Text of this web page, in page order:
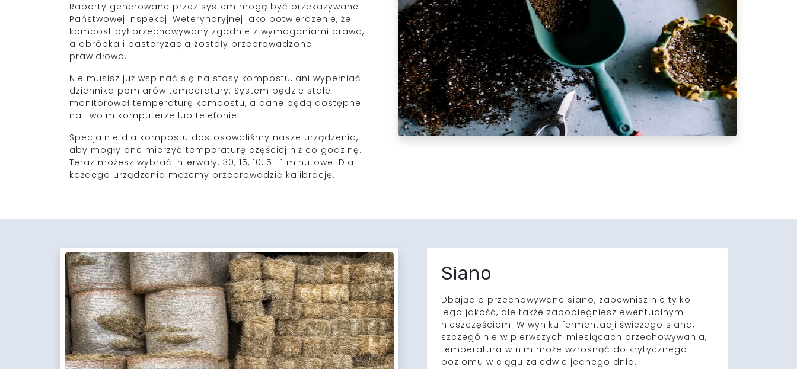
Raporty generowane przez system mogą być przekazywane
Państwowej Inspekcji Weterynaryjnej jako potwierdzenie, że
kompost był przechowywany zgodnie z wymaganiami prawa,
a obróbka i pasteryzacja zostały przeprowadzone
prawidłowo.
Nie musisz już wspinać się na stosy kompostu, ani wypełniać
dziennika pomiarów temperatury. System będzie stale
monitorował temperaturę kompostu, a dane będą dostępne
na Twoim komputerze lub telefonie.
Specjalnie dla kompostu dostosowaliśmy nasze urządzenia,
aby mogły one mierzyć temperaturę częściej niż co godzinę.
Teraz możesz wybrać interwały: 30, 15, 10, 5 i 1 minutowe. Dla
każdego urządzenia możemy przeprowadzić kalibrację.
Siano
Dbając o przechowywane siano, zapewnisz nie tylko
jego jakość, ale także zapobiegniesz ewentualnym
nieszczęściom. W wyniku fermentacji świeżego siana,
szczególnie w pierwszych miesiącach przechowywania,
temperatura w nim może wzrosnąć do krytycznego
poziomu w ciągu zaledwie jednego dnia.